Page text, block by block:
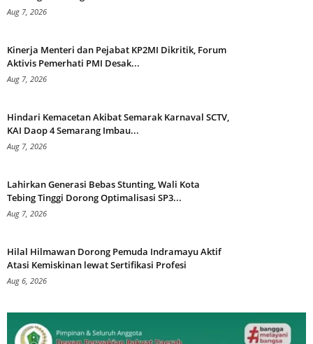
Aug 7, 2026
Kinerja Menteri dan Pejabat KP2MI Dikritik, Forum
Aktivis Pemerhati PMI Desak...
Aug 7, 2026
Hindari Kemacetan Akibat Semarak Karnaval SCTV,
KAI Daop 4 Semarang Imbau...
Aug 7, 2026
Lahirkan Generasi Bebas Stunting, Wali Kota
Tebing Tinggi Dorong Optimalisasi SP3...
Aug 7, 2026
Hilal Hilmawan Dorong Pemuda Indramayu Aktif
Atasi Kemiskinan lewat Sertifikasi Profesi
Aug 6, 2026